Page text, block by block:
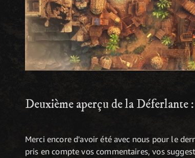
Deuxième aperçu de la Déferlante
Merci encore d'avoir été avec nous pour le
pris en compte vos commentaires, vos